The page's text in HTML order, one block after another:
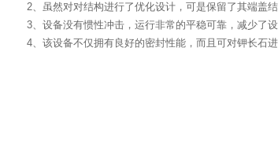
2、虽然对对结构进行了优化设计，可是保留了其端盖
3、设备没有惯性冲击，运行非常的平稳可靠，减少了
4、该设备不仅拥有良好的密封性能，而且可对钾长石